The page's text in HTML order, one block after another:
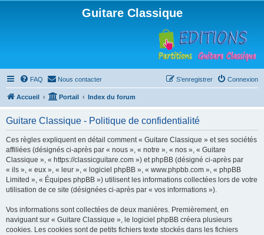
Guitare Classique
FAQ Nous contacter Connexion
S’enregistrer
Accueil Portail Index du forum
Guitare Classique - Politique de confidentialité
Ces règles expliquent en détail comment « Guitare Classique » et ses sociétés
affiliées (désignés ci-après par « nous », « notre », « nos », « Guitare
Classique », « https://classicguitare.com ») et phpBB (désigné ci-après par
« ils », « eux », « leur », « logiciel phpBB », « www.phpbb.com », « phpBB
Limited », « Équipes phpBB ») utilisent les informations collectées lors de votre
utilisation de ce site (désignées ci-après par « vos informations »).
Vos informations sont collectées de deux manières. Premièrement, en
naviguant sur « Guitare Classique », le logiciel phpBB créera plusieurs
cookies. Les cookies sont de petits fichiers texte stockés dans les fichiers